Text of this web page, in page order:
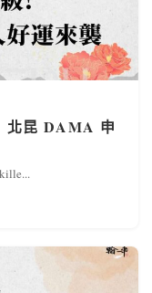
北昆 DAMA 申